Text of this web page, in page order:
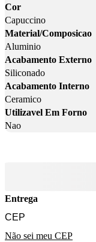
Cor
Capuccino
Material/Composicao
Aluminio
Acabamento Externo
Siliconado
Acabamento Interno
Ceramico
Utilizavel Em Forno
Nao
Entrega
Não sei meu CEP